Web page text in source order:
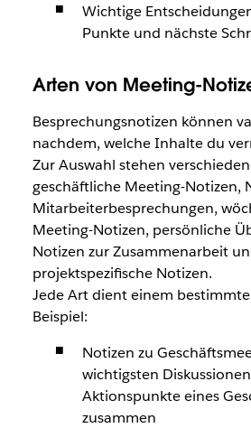
Wichtige
Punkte und nächste
Arten von Meeting-
Besprechungsnotizen können
nachdem, welche Inhalte du
Zur Auswahl stehen
geschäftliche Meeting-Notizen,
Mitarbeiterbesprechungen,
Meeting-Notizen, persönliche
Notizen zur Zusammenarbeit
projektspezifische Notizen.
Jede Art dient einem
Beispiel:
Notizen zu
wichtigsten
Aktionspunkte eines
zusammen